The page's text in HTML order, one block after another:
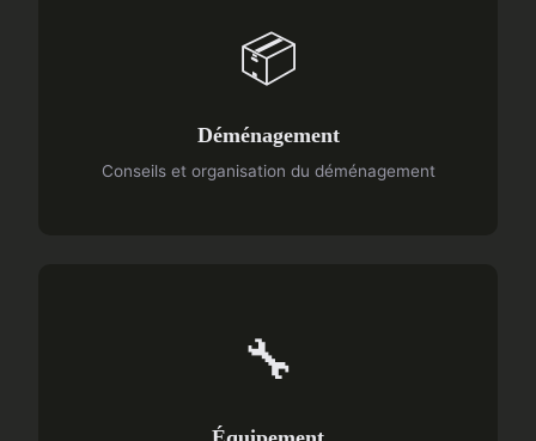
📦
Déménagement
Conseils et organisation du déménagement
🔧